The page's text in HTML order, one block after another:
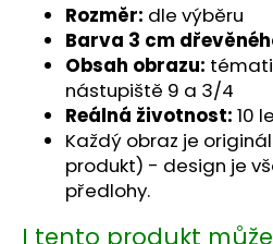
Rozměr: dle výběru
Barva 3 cm
Obsah obrazu:
nástupiště 9 a 3/4
Reálná životnost: 10
Každý obraz je
produkt) - design je
předlohy.
I tento produkt
HLEDAT
u